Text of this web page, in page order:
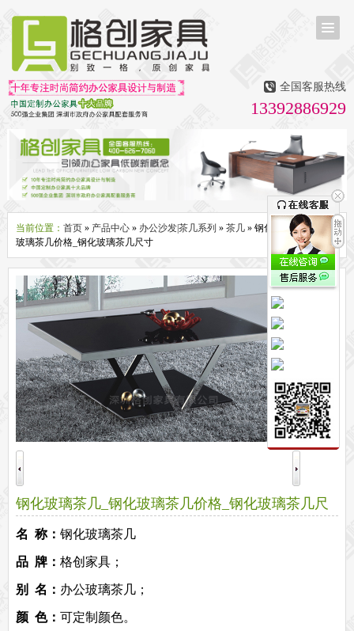
首页
茶台茶桌
多媒体会议室家具
办公屏风隔断系列
办公屏风卡位
高隔断墙 折叠屏风
组合职员台
办公桌系列
经理办公桌
会议桌
办公椅系列
休闲椅
老板大班椅 职员办公椅 会议椅
人体工学椅
办公沙发|茶几系列
办公沙发
茶几
茶水柜
文件柜系列
装饰柜 副柜 间隔柜 矮柜 实木文件柜 板式文件柜
钢制文件柜
保密文件柜
前台接待系列
前台
接待家具
培训家具系列
培训桌
公共区域家具系列
他们正在使用格创家具
无纸化会议系统案例
办公家具案例
办公家具资讯
走进格创家具
联系北琛深圳办公家具厂
全国客服热线
13392886929
当前位置： 首页» 产品中心» 办公沙发|茶几系列 » 茶几» 钢化玻璃茶几_钢化
玻璃茶几价格_钢化玻璃茶几尺寸
钢化玻璃茶几_钢化玻璃茶几价格_钢化玻璃茶几尺
名 称： 钢化玻璃茶几
品 牌： 格创家具；
别 名： 办公玻璃茶几；
颜 色： 可定制颜色。